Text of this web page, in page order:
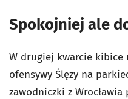
Spokojniej ale
W drugiej kwarcie kibice
ofensywy Ślęzy na
zawodniczki z